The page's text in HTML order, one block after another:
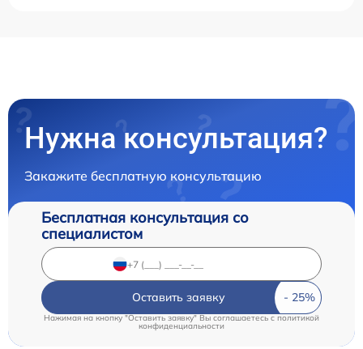
Нужна консультация?
Закажите бесплатную консультацию
Бесплатная консультация со
специалистом
Оставить заявку
Нажимая на кнопку "Оставить заявку" Вы соглашаетесь c политикой
конфиденциальности